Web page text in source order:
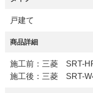
戸建て
商品詳細
施工前：三菱 SRT-
施工後：三菱 SRT-